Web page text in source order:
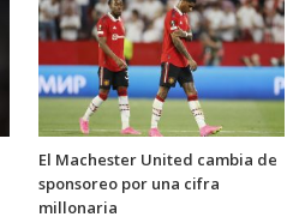
El Machester United cambia de
sponsoreo por una cifra
millonaria